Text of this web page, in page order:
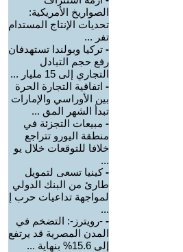
الصواريخ الأمريكية:
تحديات الإنتاج المستدام
تفر ...
- تركيا وبولندا تستهدفان
رفع حجم التبادل
التجاري إلى 15 مليار ...
- اتفاقية التجارة الحرة
بين الأوراسي والإمارات
تبدأ الشهر المق ...
- مبيعات التجزئة في
منطقة اليورو تتراجع
خلافا للتوقعات خلال يو
...
-كينيا تسعى لتمويل
طارئ من البنك الدولي
لمواجهة تداعيات حرب إ
...
- -رويترز-: التضخم في
المدن المصرية قد يرتفع
إلى 15.6% بنهاية ...